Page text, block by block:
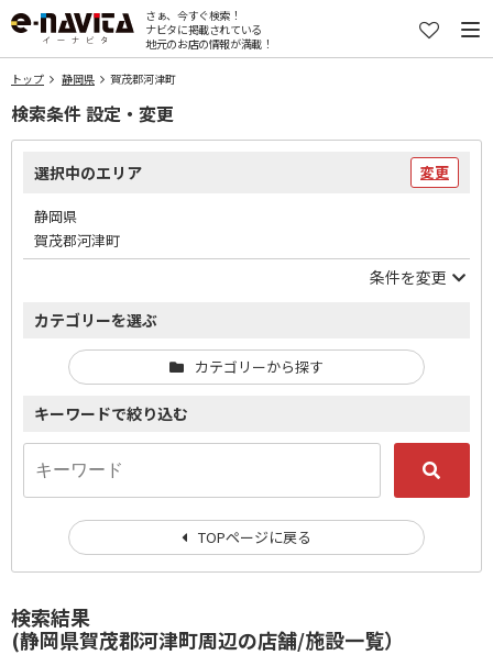
さぁ、今すぐ検索！
ナビタに掲載されている
地元のお店の情報が満載！
トップ 静岡県 賀茂郡河津町
検索結果
(静岡県賀茂郡河津町周辺の店舗/施設一覧）
検索条件 設定・変更
選択中のエリア 変更
静岡県
賀茂郡河津町
条件を変更
カテゴリーを選ぶ
カテゴリーから探す
キーワードで絞り込む
TOPページに戻る